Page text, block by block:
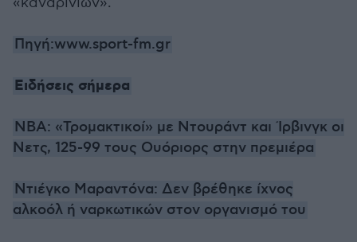
Πηγή:www.sport-fm.gr
Ειδήσεις σήμερα
NBA: «Τρομακτικοί» με Ντουράντ και Ίρβινγκ οι
Νετς, 125-99 τους Ουόριορς στην πρεμιέρα
Ντιέγκο Μαραντόνα: Δεν βρέθηκε ίχνος
αλκοόλ ή ναρκωτικών στον οργανισμό του